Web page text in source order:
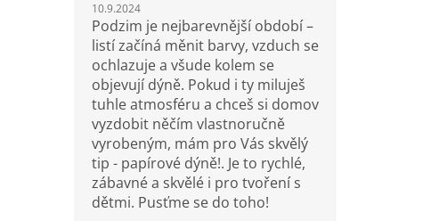
10.9.2024
Podzim je nejbarevnější období –
listí začíná měnit barvy, vzduch se
ochlazuje a všude kolem se
objevují dýně. Pokud i ty miluješ
tuhle atmosféru a chceš si domov
vyzdobit něčím vlastnoručně
vyrobeným, mám pro Vás skvělý
tip - papírové dýně!. Je to rychlé,
zábavné a skvělé i pro tvoření s
dětmi. Pusťme se do toho!